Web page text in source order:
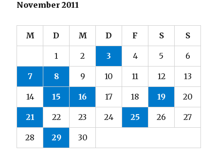
November 2011
M D M D F S S
1 2 3 4 5 6
7 8 9 10 11 12 13
14 15 16 17 18 19 20
21 22 23 24 25 26 27
28 29 30